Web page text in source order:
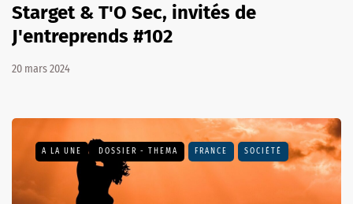
Starget & T'O Sec, invités de
J'entreprends #102
20 mars 2024
A LA UNE DOSSIER - THEMA FRANCE SOCIÉTÉ